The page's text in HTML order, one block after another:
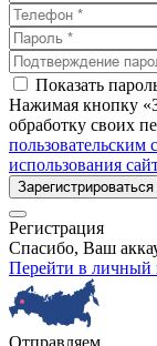
Показать
Нажимая кнопку
обработку своих
пользовательским
использования
Зарегистрироваться
Регистрация
Спасибо, Ваш
Перейти в личный
Отправляем